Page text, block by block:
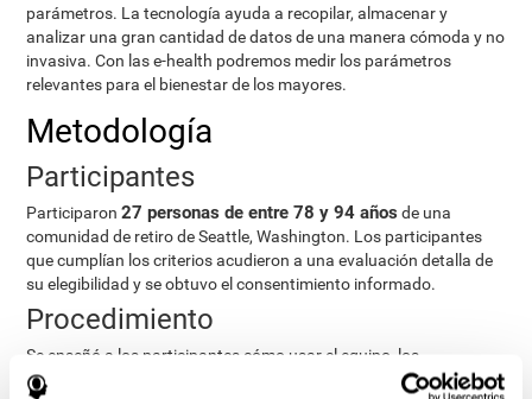
parámetros. La tecnología ayuda a recopilar, almacenar y
analizar una gran cantidad de datos de una manera cómoda y no
invasiva. Con las e-health podremos medir los parámetros
relevantes para el bienestar de los mayores.
Metodología
Participantes
Participaron27 personas de entre 78 y 94 años de una
comunidad de retiro de Seattle, Washington. Los participantes
que cumplían los criterios acudieron a una evaluación detalla de
su elegibilidad y se obtuvo el consentimiento informado.
Procedimiento
Se enseñó a los participantes cómo usar el equipo, los
procedimientos del estudio y se realizaron las evaluaciones pre-